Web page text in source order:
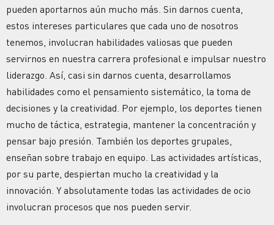
pueden aportarnos aún mucho más. Sin darnos cuenta,
estos intereses particulares que cada uno de nosotros
tenemos, involucran habilidades valiosas que pueden
servirnos en nuestra carrera profesional e impulsar nuestro
liderazgo. Así, casi sin darnos cuenta, desarrollamos
habilidades como el pensamiento sistemático, la toma de
decisiones y la creatividad. Por ejemplo, los deportes tienen
mucho de táctica, estrategia, mantener la concentración y
pensar bajo presión. También los deportes grupales,
enseñan sobre trabajo en equipo. Las actividades artísticas,
por su parte, despiertan mucho la creatividad y la
innovación. Y absolutamente todas las actividades de ocio
involucran procesos que nos pueden servir.